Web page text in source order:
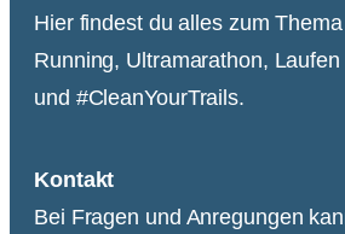
Hier findest du alles zum
Running, Ultramarathon,
und #CleanYourTrails.
Kontakt
Bei Fragen und Anregungen